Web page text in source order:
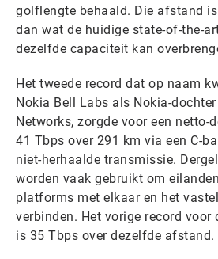
golflengte behaald. Die afstand
dan wat de huidige state-of-the-
dezelfde capaciteit kan
Het tweede record dat op naam
Nokia Bell Labs als Nokia-
Networks, zorgde voor een netto-
41 Tbps over 291 km via een C-
niet-herhaalde transmissie.
worden vaak gebruikt om
platforms met elkaar en het
verbinden. Het vorige record voor
is 35 Tbps over dezelfde afstand.